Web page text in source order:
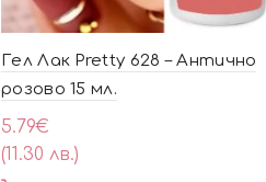
Гел Лак Pretty 628 – Антично
розово 15 мл.
5.79€
(11.30 лв.)